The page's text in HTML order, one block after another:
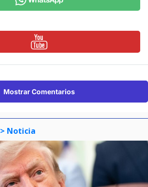
Mostrar Comentarios
> Noticia